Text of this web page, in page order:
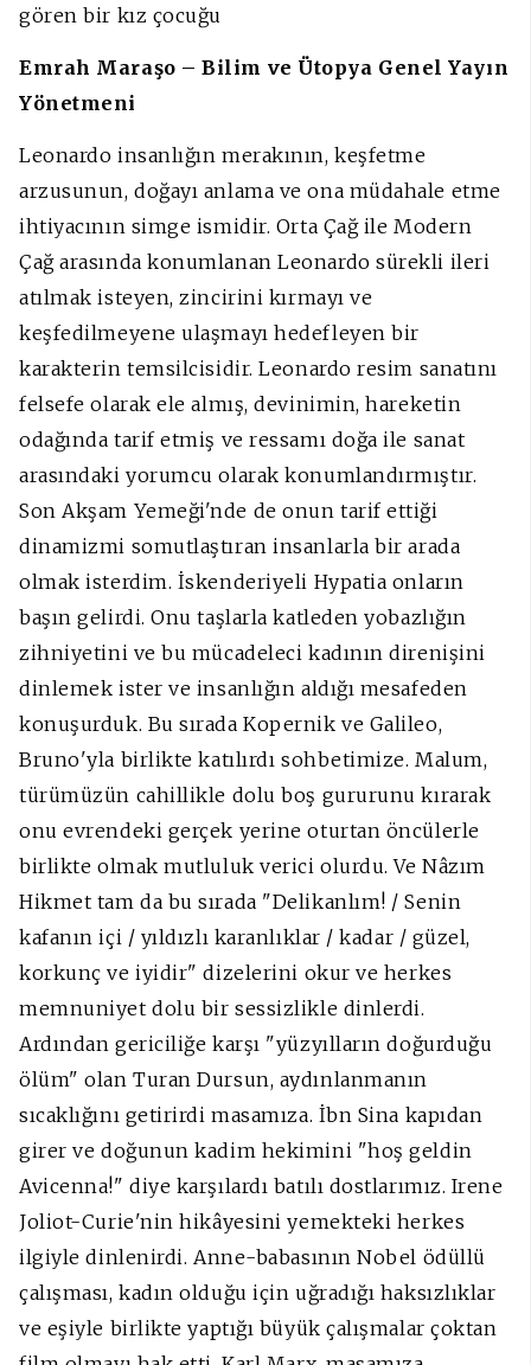
gören bir kız çocuğu
Emrah Maraşo – Bilim ve Ütopya Genel Yayın
Yönetmeni
Leonardo insanlığın merakının, keşfetme
arzusunun, doğayı anlama ve ona müdahale etme
ihtiyacının simge ismidir. Orta Çağ ile Modern
Çağ arasında konumlanan Leonardo sürekli ileri
atılmak isteyen, zincirini kırmayı ve
keşfedilmeyene ulaşmayı hedefleyen bir
karakterin temsilcisidir. Leonardo resim sanatını
felsefe olarak ele almış, devinimin, hareketin
odağında tarif etmiş ve ressamı doğa ile sanat
arasındaki yorumcu olarak konumlandırmıştır.
Son Akşam Yemeği'nde de onun tarif ettiği
dinamizmi somutlaştıran insanlarla bir arada
olmak isterdim. İskenderiyeli Hypatia onların
başın gelirdi. Onu taşlarla katleden yobazlığın
zihniyetini ve bu mücadeleci kadının direnişini
dinlemek ister ve insanlığın aldığı mesafeden
konuşurduk. Bu sırada Kopernik ve Galileo,
Bruno'yla birlikte katılırdı sohbetimize. Malum,
türümüzün cahillikle dolu boş gururunu kırarak
onu evrendeki gerçek yerine oturtan öncülerle
birlikte olmak mutluluk verici olurdu. Ve Nâzım
Hikmet tam da bu sırada "Delikanlım! / Senin
kafanın içi / yıldızlı karanlıklar / kadar / güzel,
korkunç ve iyidir" dizelerini okur ve herkes
memnuniyet dolu bir sessizlikle dinlerdi.
Ardından gericiliğe karşı "yüzyılların doğurduğu
ölüm" olan Turan Dursun, aydınlanmanın
sıcaklığını getirirdi masamıza. İbn Sina kapıdan
girer ve doğunun kadim hekimini "hoş geldin
Avicenna!" diye karşılardı batılı dostlarımız. Irene
Joliot-Curie'nin hikâyesini yemekteki herkes
ilgiyle dinlenirdi. Anne-babasının Nobel ödüllü
çalışması, kadın olduğu için uğradığı haksızlıklar
ve eşiyle birlikte yaptığı büyük çalışmalar çoktan